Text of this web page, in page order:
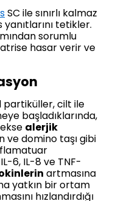
SC ile sınırlı kalmaz
tetikler.
sorumlu
hasar verir ve
partiküller, cilt ile
başladıklarında,
alerjik
ve domino taşı gibi
6, IL-8 ve TNF-
artmasına
yatkın bir ortam
hızlandırdığı